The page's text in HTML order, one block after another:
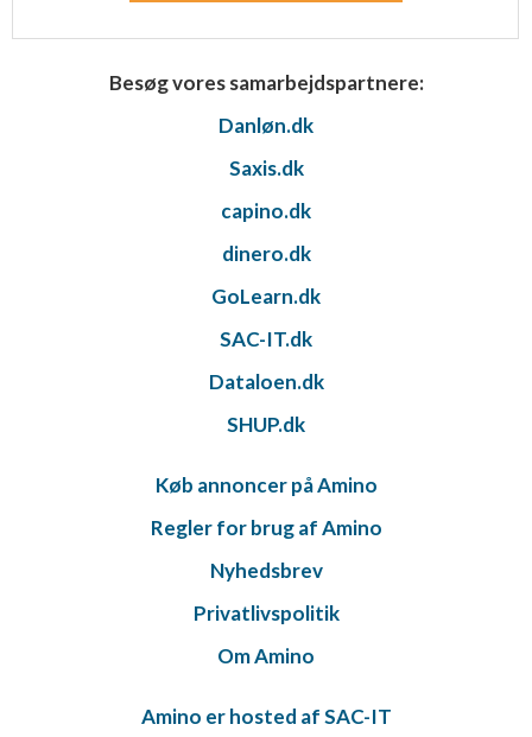
Besøg vores samarbejdspartnere:
Danløn.dk
Saxis.dk
capino.dk
dinero.dk
GoLearn.dk
SAC-IT.dk
Dataloen.dk
SHUP.dk
Køb annoncer på Amino
Regler for brug af Amino
Nyhedsbrev
Privatlivspolitik
Om Amino
Amino er hosted af SAC-IT